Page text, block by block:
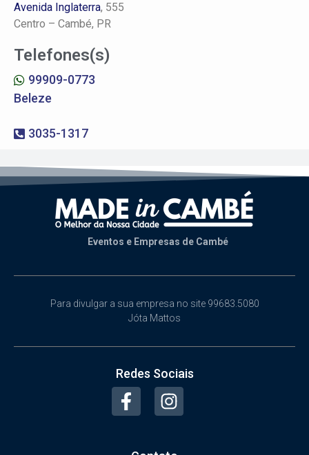
Avenida Inglaterra, 555
Centro – Cambé, PR
Telefones(s)
99909-0773
Beleze
3035-1317
Eventos e Empresas de Cambé
Para divulgar a sua empresa no site 99683.5080
Jóta Mattos
Redes Sociais